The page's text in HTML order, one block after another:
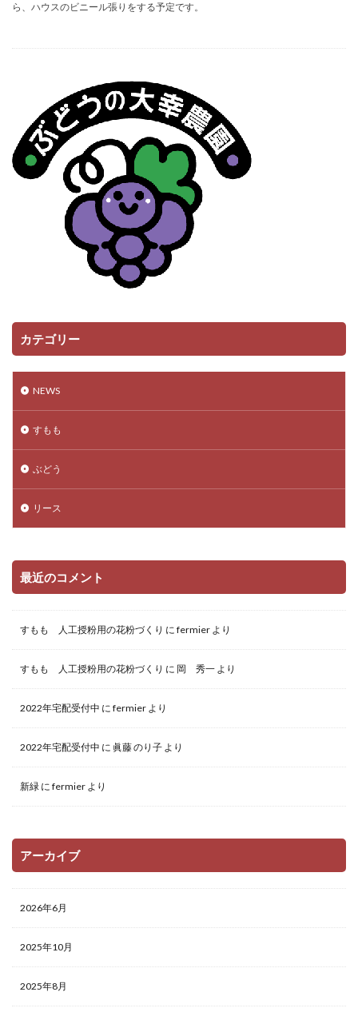
ら、ハウスのビニール張りをする予定です。
カテゴリー
NEWS
すもも
ぶどう
リース
最近のコメント
すもも 人工授粉用の花粉づくり に fermier より
すもも 人工授粉用の花粉づくり に 岡 秀一 より
2022年宅配受付中 に fermier より
2022年宅配受付中 に 眞藤 のり子 より
新緑 に fermier より
アーカイブ
2026年6月
2025年10月
2025年8月